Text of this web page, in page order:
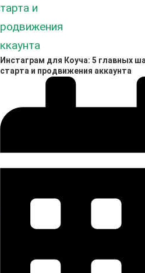
Инстаграм для Коуча: 5 главных
старта и продвижения аккаунта